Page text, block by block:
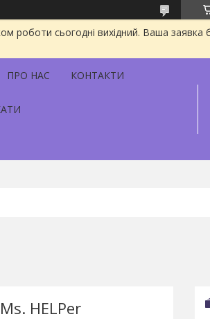
роботи сьогодні вихідний. Ваша
ПРО НАС КОНТАКТИ
HELPer